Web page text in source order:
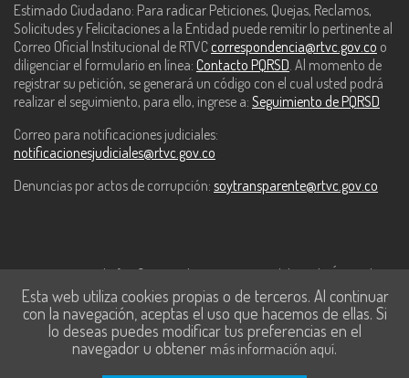
Estimado Ciudadano: Para radicar Peticiones, Quejas, Reclamos,
Solicitudes y Felicitaciones a la Entidad puede remitir lo pertinente al
Correo Oficial Institucional de RTVC correspondencia@rtvc.gov.co o
diligenciar el formulario en línea: Contacto PQRSD. Al momento de
registrar su petición, se generará un código con el cual usted podrá
realizar el seguimiento, para ello, ingrese a: Seguimiento de PQRSD
Correo para notificaciones judiciales:
notificacionesjudiciales@rtvc.gov.co
Denuncias por actos de corrupción: soytransparente@rtvc.gov.co
Este contenido fue financiado con recursos del Fondo Único de
Tecnologías de la Información y las Comunicaciones de MinTic.
Esta web utiliza cookies propias o de terceros. Al continuar
con la navegación, aceptas el uso que hacemos de ellas. Si
lo deseas puedes modificar tus preferencias en el
navegador u obtener más información aquí.